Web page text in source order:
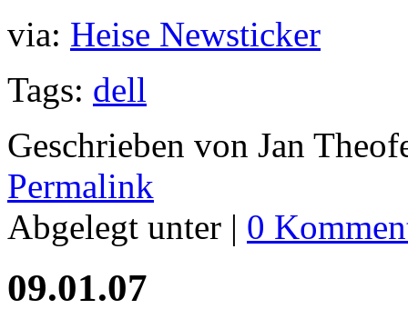
via: Heise Newsticker
Tags: dell
Geschrieben von Jan
Permalink
Abgelegt unter | 0
09.01.07